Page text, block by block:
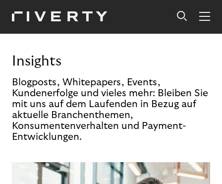
Insights
Blogposts, Whitepapers, Events,
Kundenerfolge und vieles mehr: Bleiben Sie
mit uns auf dem Laufenden in Bezug auf
aktuelle Branchenthemen,
Konsumentenverhalten und Payment-
Entwicklungen.